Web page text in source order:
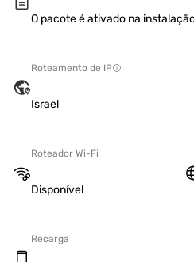
O pacote é ativado na
Roteamento de IP
Israel
Roteador Wi-Fi
Disponível
Recarga